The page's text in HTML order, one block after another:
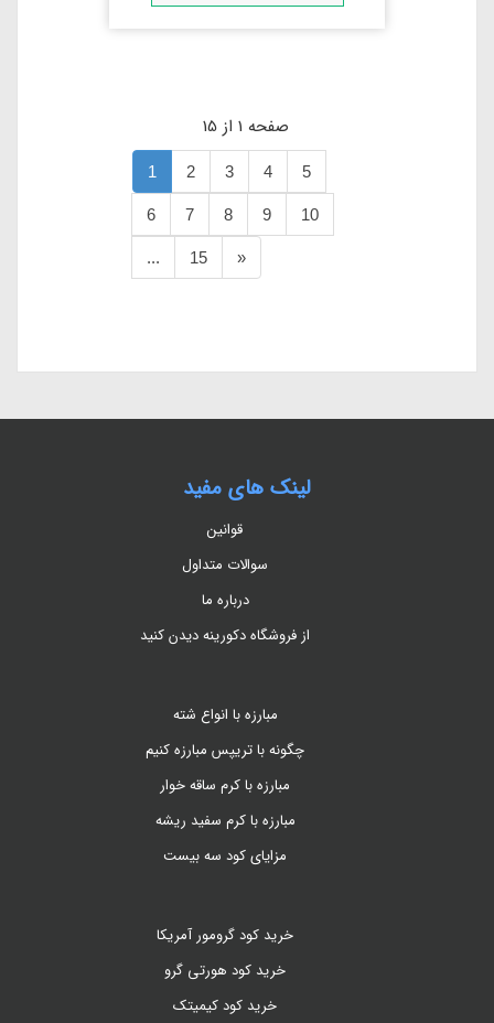
صفحه 1 از 15
1 2 3 4 5
6 7 8 9 10
... 15 »
لینک های مفید
قوانین
سوالات متداول
درباره ما
از فروشگاه دکورینه دیدن کنید
مبارزه با انواع شته
چگونه با تریپس مبارزه کنیم
مبارزه با کرم ساقه خوار
مبارزه با کرم سفید ریشه
مزایای کود سه بیست
خرید کود گرومور آمریکا
خرید کود هورتی گرو
خرید کود کیمیتک